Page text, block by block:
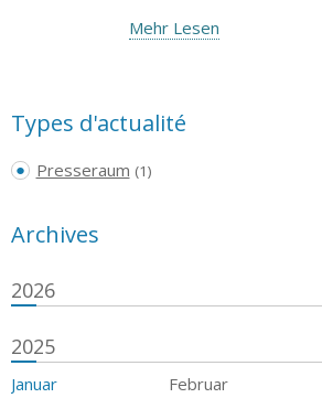
Mehr Lesen
Types d'actualité
Presseraum (1)
Archives
2026
2025
Januar Februar